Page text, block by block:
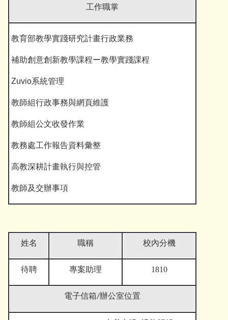
工作職掌
教育部教學實踐研究計畫行政業務
補助創意創新教學課程ー教學實踐課程
Zuvio系統管理
教師組行政事務與網頁維護
教師組公文收發作業
教務處工作報告資料彙整
高教深耕計畫執行與控管
教師及交辦事項
姓名 職稱 校內分機
待聘 專案助理 1810
電子信箱/辦公室位置